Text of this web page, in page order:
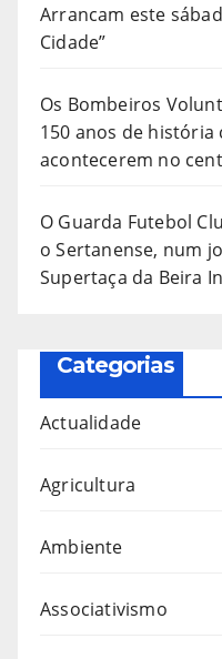
Arrancam este
Cidade”
Os Bombeiros
150 anos de
acontecerem no
O Guarda Futebol
o Sertanense, num
Supertaça da Beira
Categorias
Actualidade
Agricultura
Ambiente
Associativismo